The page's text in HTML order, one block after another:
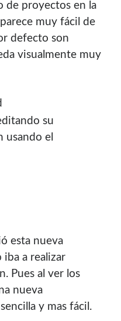
puedes hacer una
a invertir tiempo en crear
propio blog o página
de proyectos en la
muy fácil de
defecto son
visualmente muy
su
usando el
esta nueva
a realizar
Pues al ver los
nueva
y mas fácil.